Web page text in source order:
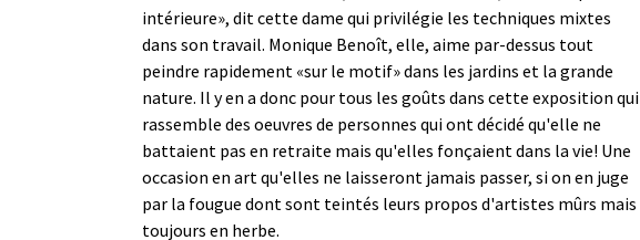
intérieure», dit cette dame qui privilégie les techniques mixtes
dans son travail. Monique Benoît, elle, aime par-dessus tout
peindre rapidement «sur le motif» dans les jardins et la grande
nature. Il y en a donc pour tous les goûts dans cette exposition qui
rassemble des oeuvres de personnes qui ont décidé qu'elle ne
battaient pas en retraite mais qu'elles fonçaient dans la vie! Une
occasion en art qu'elles ne laisseront jamais passer, si on en juge
par la fougue dont sont teintés leurs propos d'artistes mûrs mais
toujours en herbe.